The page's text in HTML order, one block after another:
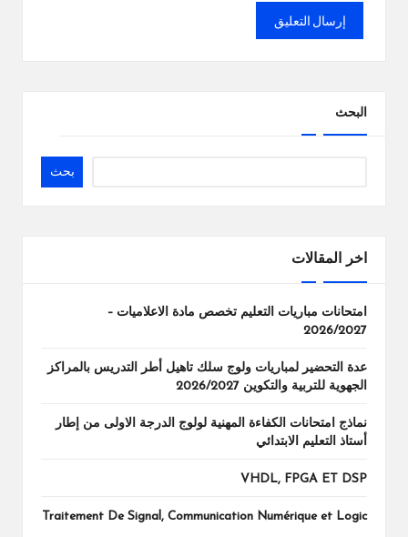
البحث
بحث
اخر المقالات
امتحانات مباريات التعليم تخصص مادة الاعلاميات –
2026/2027
عدة التحضير لمباريات ولوج سلك تاهيل أطر التدريس بالمراكز
الجهوية للتربية والتكوين 2026/2027
نماذج امتحانات الكفاءة المهنية لولوج الدرجة الاولى من إطار
أستاذ التعليم الابتدائي
VHDL, FPGA ET DSP
Traitement De Signal, Communication Numérique et Logic